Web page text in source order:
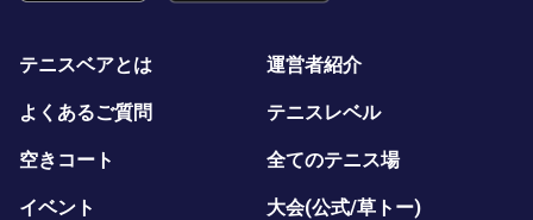
テニスベアとは 運営者紹介
よくあるご質問 テニスレベル
空きコート 全てのテニス場
イベント 大会(公式/草トー)